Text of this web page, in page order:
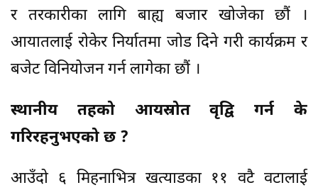
र तरकारीका लागि बाह्य बजार खोजेका छौं ।
आयातलाई रोकेर निर्यातमा जोड दिने गरी कार्यक्रम र
बजेट विनियोजन गर्न लागेका छौं ।
स्थानीय तहको आयस्रोत वृद्वि गर्न के
गरिरहनुभएको छ ?
आउँदो ६ मिहनाभित्र खत्याडका ११ वटै वटालाई